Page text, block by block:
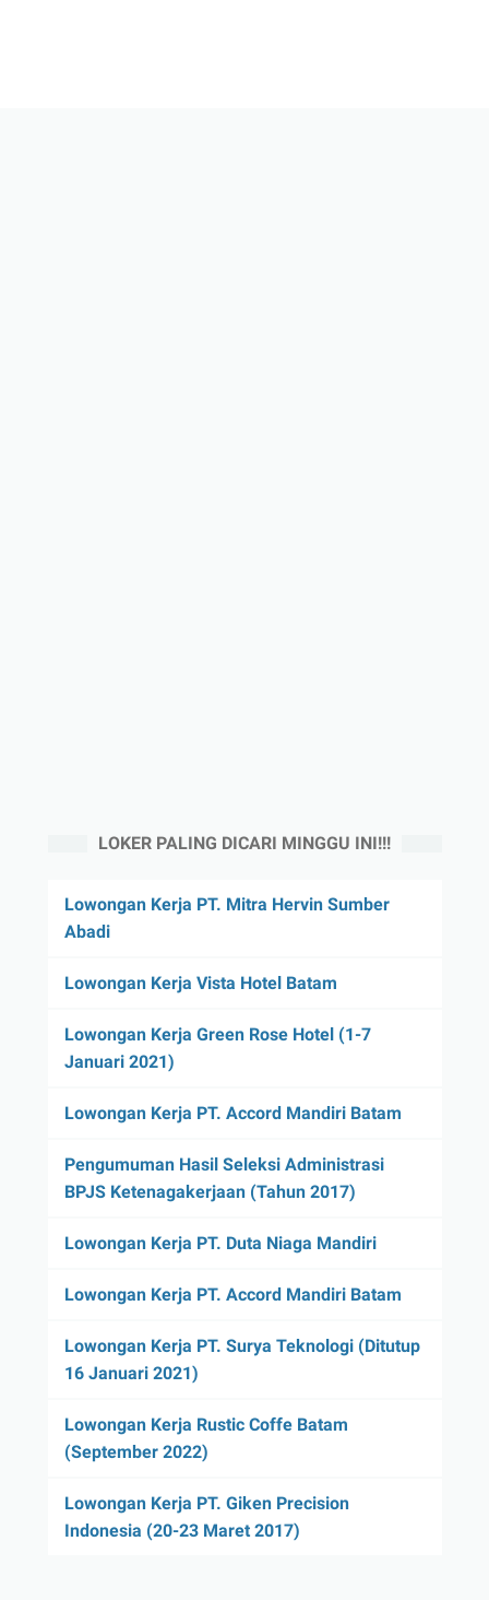
LOKER PALING DICARI MINGGU INI!!!
Lowongan Kerja PT. Mitra Hervin Sumber
Abadi
Lowongan Kerja Vista Hotel Batam
Lowongan Kerja Green Rose Hotel (1-7
Januari 2021)
Lowongan Kerja PT. Accord Mandiri Batam
Pengumuman Hasil Seleksi Administrasi
BPJS Ketenagakerjaan (Tahun 2017)
Lowongan Kerja PT. Duta Niaga Mandiri
Lowongan Kerja PT. Accord Mandiri Batam
Lowongan Kerja PT. Surya Teknologi (Ditutup
16 Januari 2021)
Lowongan Kerja Rustic Coffe Batam
(September 2022)
Lowongan Kerja PT. Giken Precision
Indonesia (20-23 Maret 2017)